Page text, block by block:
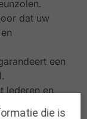
dat uw
een
lederen en
die is